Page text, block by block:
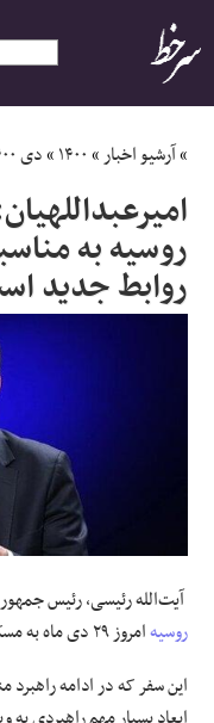
ایران
سیاسی
اقتصاد
علوم و فن آوری
فرهنگی و هنری
مقالات
»آرشیو اخبار»۱۴۰۰»دی ۱۴۰۰
روسیه به
روابط جدید
آیت‌الله رئیسی، رئیس
روسیهامروز ۲۹ دی ماه به مسکو سفر خواهد کرد.
این سفر که در ادامه راهبرد